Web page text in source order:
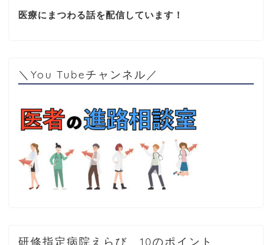
医療にまつわる話を配信しています！
＼You Tubeチャンネル／
研修指定病院えらび 10のポイント